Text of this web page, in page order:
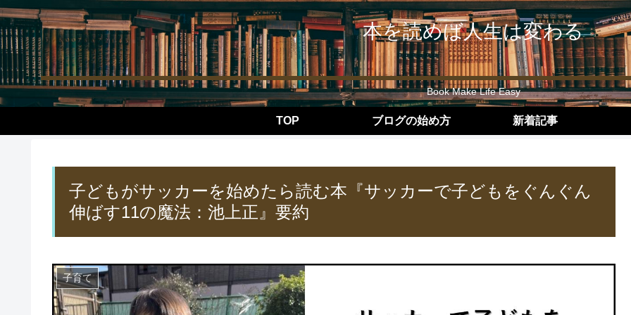
本を読めば人生は変わる
Book Make Life Easy
TOP ブログの始め方 新着記事
子どもがサッカーを始めたら読む本『サッカーで子どもをぐんぐん
伸ばす11の魔法：池上正』要約
子育て